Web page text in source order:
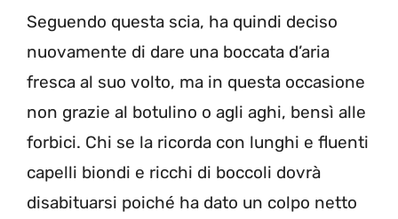
Seguendo questa scia, ha quindi deciso
nuovamente di dare una boccata d’aria
fresca al suo volto, ma in questa occasione
non grazie al botulino o agli aghi, bensì alle
forbici. Chi se la ricorda con lunghi e fluenti
capelli biondi e ricchi di boccoli dovrà
disabituarsi poiché ha dato un colpo netto